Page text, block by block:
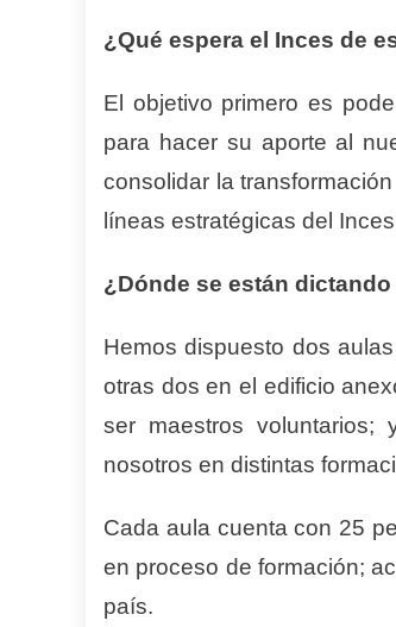
¿Qué espera el Inces de
El objetivo primero es
para hacer su aporte al
consolidar la
líneas estratégicas del Inces
¿Dónde se están
Hemos dispuesto dos
otras dos en el edificio
ser maestros
nosotros en distintas
Cada aula cuenta con 25
en proceso de formación;
país.